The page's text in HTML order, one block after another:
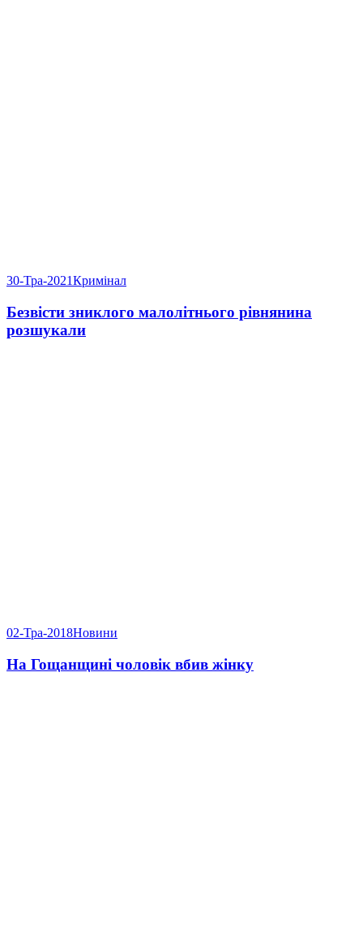
30-Тра-2021Кримінал
Безвісти зниклого малолітнього рівнянина
розшукали
02-Тра-2018Новини
На Гощанщині чоловік вбив жінку